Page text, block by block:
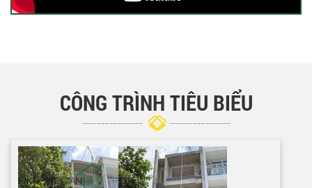
CÔNG TRÌNH TIÊU BIỂU